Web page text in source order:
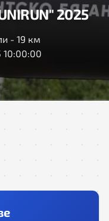
2025
- 19 км
10:00:00